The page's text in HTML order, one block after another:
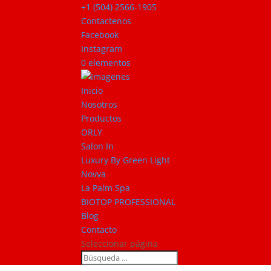
+1 (504) 2566-1905
Contactenos
Facebook
Instagram
0 elementos
Inicio
Nosotros
Productos
ORLY
Salon In
Luxury By Green Light
Novva
La Palm Spa
BIOTOP PROFESSIONAL
Blog
Contacto
Seleccionar página